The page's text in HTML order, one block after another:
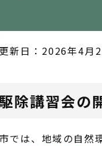
更新日：2026年4月
除講習会の
市では、地域の自然